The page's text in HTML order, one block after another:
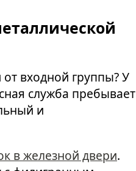
входной группы? У
служба пребывает
и
в железной двери.